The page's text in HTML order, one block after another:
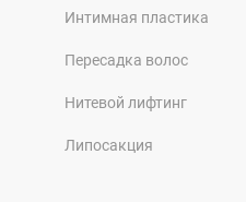
Интимная пластика
Пересадка волос
Нитевой лифтинг
Липосакция